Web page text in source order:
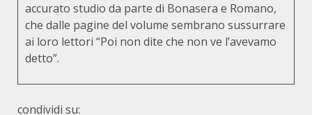
accurato studio da parte di Bonasera e Romano,
che dalle pagine del volume sembrano sussurrare
ai loro lettori “Poi non dite che non ve l’avevamo
detto”.
condividi su: